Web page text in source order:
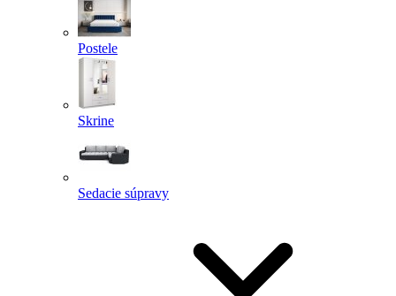
Postele
Skrine
Sedacie súpravy